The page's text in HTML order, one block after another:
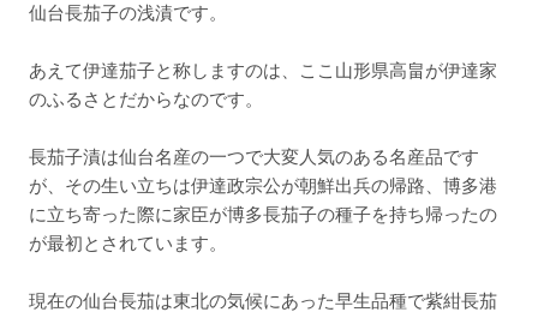
仙台長茄子の浅漬です。
あえて伊達茄子と称しますのは、ここ山形県高畠が伊達家
のふるさとだからなのです。
長茄子漬は仙台名産の一つで大変人気のある名産品です
が、その生い立ちは伊達政宗公が朝鮮出兵の帰路、博多港
に立ち寄った際に家臣が博多長茄子の種子を持ち帰ったの
が最初とされています。
現在の仙台長茄は東北の気候にあった早生品種で紫紺長茄